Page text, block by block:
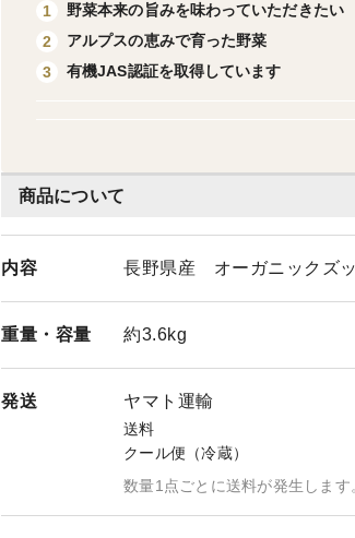
商品について
内容 長野県産 オーガニックズ
重量・ 容量 約3.6kg
発送 ヤマト運輸
送料
クール便（冷蔵）
数量1点ごとに送料が発生します
1
野菜本来の旨みを味わっていただきたい
2
アルプスの恵みで育った野菜
3
有機JAS認証を取得しています